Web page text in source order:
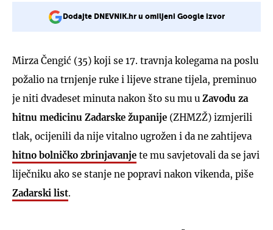
Dodajte DNEVNIK.hr u omiljeni Google izvor
Mirza Čengić (35) koji se 17. travnja kolegama na poslu
požalio na trnjenje ruke i lijeve strane tijela, preminuo
je niti dvadeset minuta nakon što su mu u Zavodu za
hitnu medicinu Zadarske županije (ZHMZŽ) izmjerili
tlak, ocijenili da nije vitalno ugrožen i da ne zahtijeva
hitno bolničko zbrinjavanje te mu savjetovali da se javi
liječniku ako se stanje ne popravi nakon vikenda, piše
Zadarski list.